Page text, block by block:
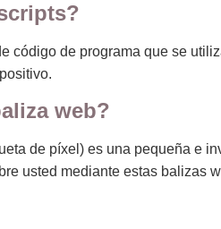
código de programa que se
web?
de píxel) es una pequeña e
usted mediante estas balizas